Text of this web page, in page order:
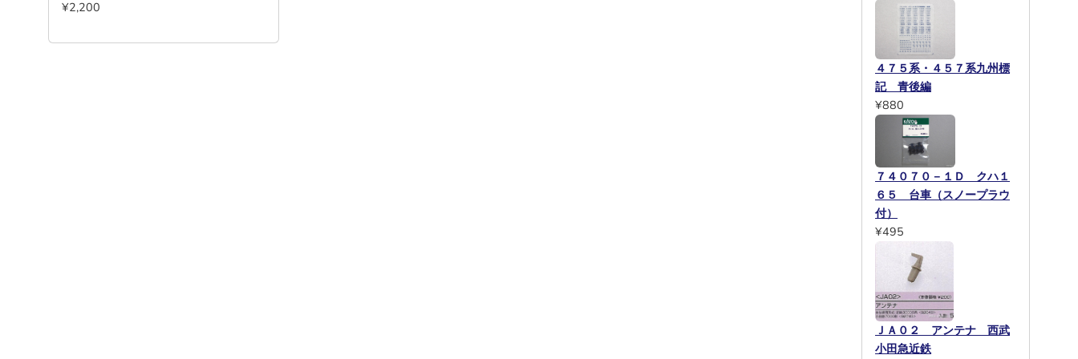
４７５系・４５７系九州標
記 青後編
¥880
７４０７０－１Ｄ クハ１
６５ 台車（スノープラウ
付）
¥495
ＪＡ０２ アンテナ 西武
小田急近鉄
¥2,200